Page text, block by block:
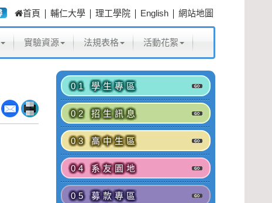
首頁 | 輔仁大學 | 理工學院 | English | 網站地圖
實驗資源 法規表格 活動花絮
01 學生專區
02 招生訊息
03 高中生區
04 系友園地
05 募款專區